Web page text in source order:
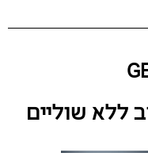
ללא שוליים